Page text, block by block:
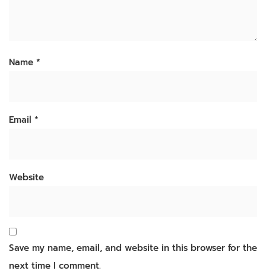
Name *
Email *
Website
Save my name, email, and website in this browser for the
next time I comment.